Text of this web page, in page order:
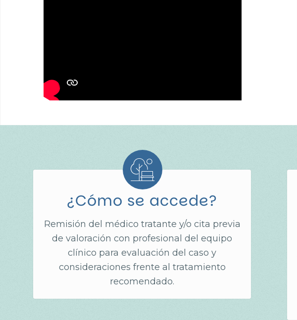
¿Cómo se accede?
Remisión del médico tratante y/o cita previa
de valoración con profesional del equipo
clínico para evaluación del caso y
consideraciones frente al tratamiento
recomendado.